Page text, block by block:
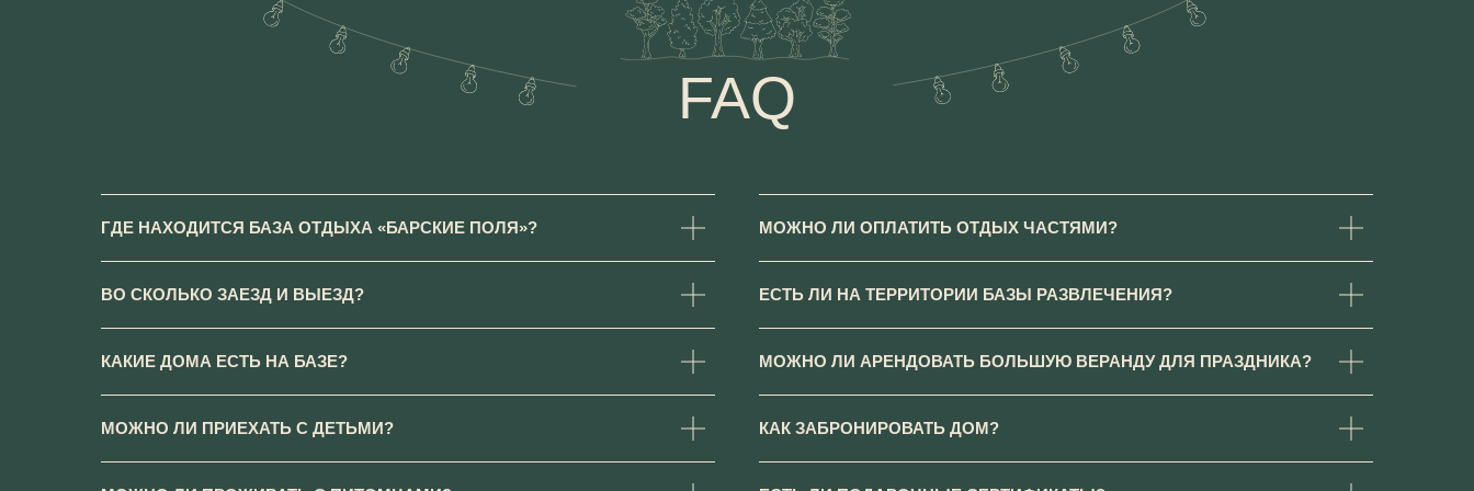
ГДЕ НАХОДИТСЯ БАЗА ОТДЫХА «БАРСКИЕ ПОЛЯ»?
ВО СКОЛЬКО ЗАЕЗД И ВЫЕЗД?
КАКИЕ ДОМА ЕСТЬ НА БАЗЕ?
МОЖНО ЛИ ПРИЕХАТЬ С ДЕТЬМИ?
МОЖНО ЛИ ОПЛАТИТЬ ОТДЫХ ЧАСТЯМИ?
ЕСТЬ ЛИ НА ТЕРРИТОРИИ БАЗЫ РАЗВЛЕЧЕНИЯ?
МОЖНО ЛИ АРЕНДОВАТЬ БОЛЬШУЮ ВЕРАНДУ ДЛЯ ПРАЗДНИКА?
КАК ЗАБРОНИРОВАТЬ ДОМ?